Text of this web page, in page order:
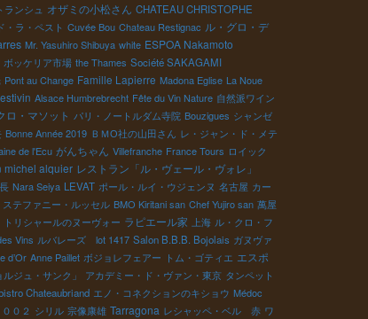
ランシュ オザミの小松さん CHATEAU CHRISTOPHE
・ラ・ペスト Cuvée Bou Chateau Restignac ル・グロ・デ
Mr. Yasuhiro Shibuya white ESPOA Nakamoto
ボッケリア市場 the Thames Société SAKAGAMI
Pont au Change Famille Lapierre Madona Eglise La Noue
Alsace Humbrebrecht Fête du Vin Nature 自然派ワイン
ロ・マソット パリ・ノートルダム寺院 Bouzigues シャンゼ
Bonne Année 2019 ＢＭО社の山田さん レ・ジャン・ド・メテ
de l'Ecu がんちゃん Villefranche France Tours ロイック
michel alquier レストラン「ル・ヴェール・ヴォレ」
Nara Seiya LEVAT ポール・ルイ・ウジェンヌ 名古屋 カー
ステファニー・ルッセル BMO Kiritani san Chef Yujiro san 萬屋
トリシャールのヌーヴォー ラピエール家 上海 ル・クロ・フ
Vins ルバレーズ lot 1417 Salon B.B.B. Bojolais ガヌヴァ
d’Or Anne Paillet ボジョレフェアー トム・ゴティエ エスポ
ジュ・サンク」 アカデミー・ド・ヴァン・東京 タンペット
Chateaubriand エノ・コネクションのキショウ Médoc
０２ シリル 宗像康雄 Tarragona レシャッペ・ベル 赤 ワ